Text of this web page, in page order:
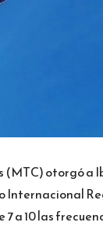
otorgó a
Internacional
7 a 10 las